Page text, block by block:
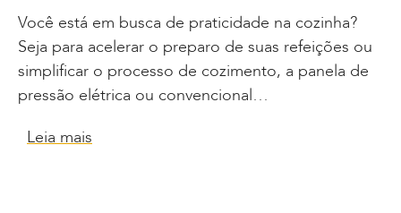
Você está em busca de praticidade na cozinha?
Seja para acelerar o preparo de suas refeições ou
simplificar o processo de cozimento, a panela de
pressão elétrica ou convencional…
Leia mais